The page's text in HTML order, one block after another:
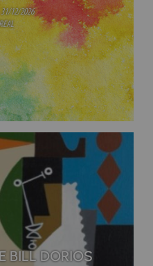
12/2026
BILL DORIOS